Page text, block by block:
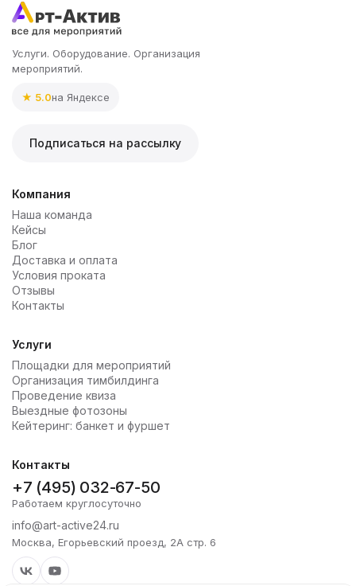
Услуги. Оборудование. Организация
мероприятий.
★ 5.0на Яндексе
Подписаться на рассылку
Компания
Наша команда
Кейсы
Блог
Доставка и оплата
Условия проката
Отзывы
Контакты
Услуги
Площадки для мероприятий
Организация тимбилдинга
Проведение квиза
Выездные фотозоны
Кейтеринг: банкет и фуршет
Контакты
+7 (495) 032-67-50
Работаем круглосуточно
info@art-active24.ru
Москва, Егорьевский проезд, 2А стр. 6